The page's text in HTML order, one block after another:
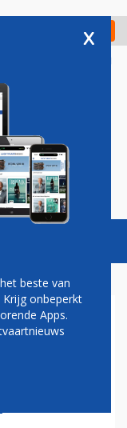
Check in
Vacatures
x
beste van
Krijg onbeperkt
Apps.